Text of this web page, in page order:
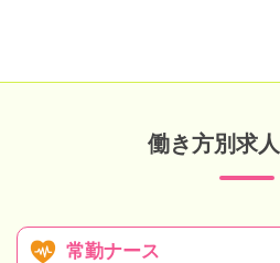
働き方別求
常勤ナース